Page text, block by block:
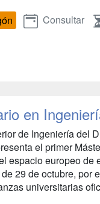
Consultar
en
de Ingeniería del
el primer
espacio europeo de
29 de octubre, por
universitarias